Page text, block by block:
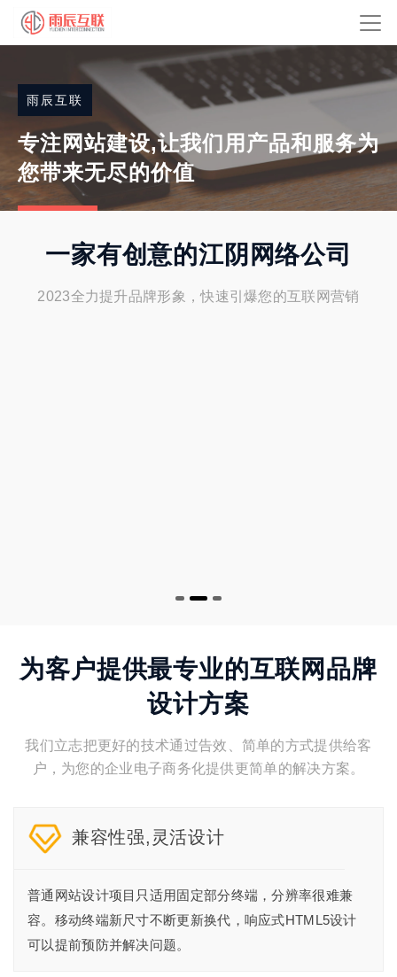
雨辰互联
专注网站建设,让我们用产品和服务为
您带来无尽的价值
一家有创意的江阴网络公司
2023全力提升品牌形象，快速引爆您的互联网营销
为客户提供最专业的互联网品牌
设计方案
我们立志把更好的技术通过告效、简单的方式提供给客
户，为您的企业电子商务化提供更简单的解决方案。
兼容性强,灵活设计
普通网站设计项目只适用固定部分终端，分辨率很难兼
容。移动终端新尺寸不断更新换代，响应式HTML5设计
可以提前预防并解决问题。